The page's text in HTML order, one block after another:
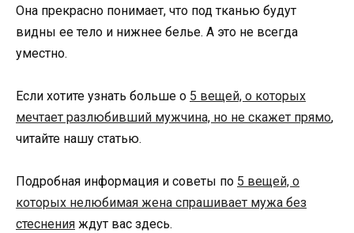
Она прекрасно понимает, что под тканью будут
видны ее тело и нижнее белье. А это не всегда
уместно.
Если хотите узнать больше о 5 вещей, о которых
мечтает разлюбивший мужчина, но не скажет прямо,
читайте нашу статью.
Подробная информация и советы по 5 вещей, о
которых нелюбимая жена спрашивает мужа без
стеснения ждут вас здесь.